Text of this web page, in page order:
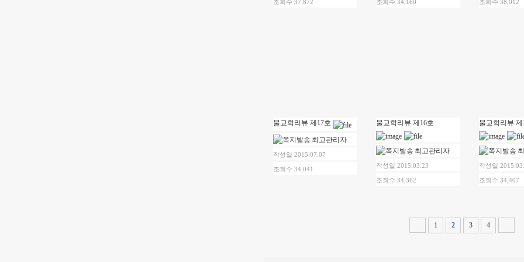
조회수 37,872 조회수 34,160 조회수 38,012
불교학리뷰 제17호
최고관리자
작성일 2015.07.07
조회수 34,041
불교학리뷰 제16호
최고관리자
작성일 2015.03.23
조회수 34,362
불교학리뷰 제
작성일
조회수 34,407
1 2 3 4